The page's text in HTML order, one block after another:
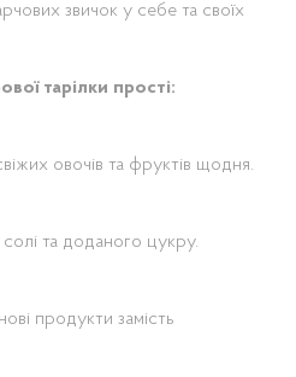
звичок у себе та своїх
тарілки прості:
овочів та фруктів щодня.
та доданого цукру.
продукти замість